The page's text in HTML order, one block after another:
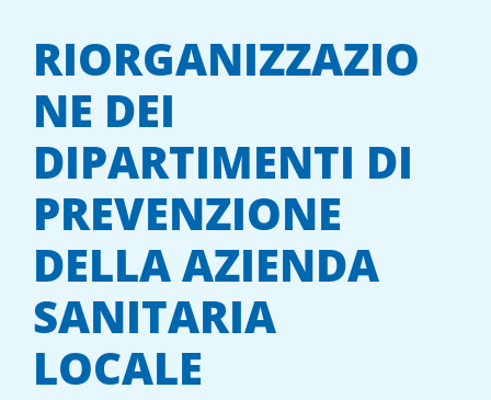
RIORGANIZZAZIO
NE DEI
DIPARTIMENTI DI
PREVENZIONE
DELLA AZIENDA
SANITARIA
LOCALE